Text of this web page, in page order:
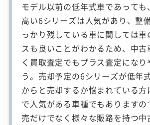
モデル以前の低年式車であって
高い6シリーズは人気があり、整
っかり残している車に関しては車
スも良いことがわかるため、中古
く買取査定でもプラス査定になり
う。売却予定の6シリーズが低年
からと売却するか悩まれている方
で人気がある車種でもありますの
売だけでなく様々な販路を持つ中